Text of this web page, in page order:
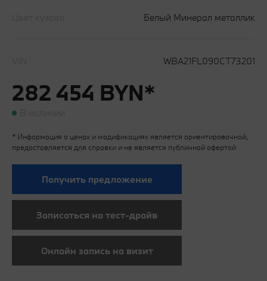
Белый Минерал металлик
WBA21FL090CT73201
282 454 BYN*
* Информация о ценах и модификациях является ориентировочной,
предоставляется для справки и не является публичной офертой
Получить предложение
Записаться на тест-драйв
Онлайн запись на визит